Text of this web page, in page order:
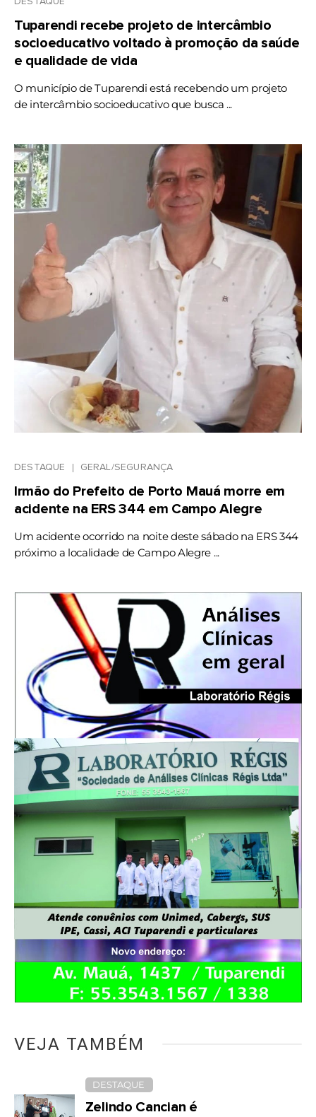
Tuparendi recebe projeto de intercâmbio
socioeducativo voltado à promoção da saúde
e qualidade de vida
O município de Tuparendi está recebendo um projeto
de intercâmbio socioeducativo que busca ...
DESTAQUE GERAL/SEGURANÇA
Irmão do Prefeito de Porto Mauá morre em
acidente na ERS 344 em Campo Alegre
Um acidente ocorrido na noite deste sábado na ERS 344
próximo a localidade de Campo Alegre ...
VEJA TAMBÉM
DESTAQUE
Zelindo Cancian é